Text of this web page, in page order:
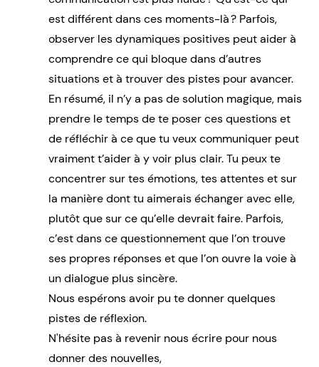
est différent dans ces moments-là ? Parfois,
observer les dynamiques positives peut aider à
comprendre ce qui bloque dans d’autres
situations et à trouver des pistes pour avancer.
En résumé, il n’y a pas de solution magique, mais
prendre le temps de te poser ces questions et
de réfléchir à ce que tu veux communiquer peut
vraiment t’aider à y voir plus clair. Tu peux te
concentrer sur tes émotions, tes attentes et sur
la manière dont tu aimerais échanger avec elle,
plutôt que sur ce qu’elle devrait faire. Parfois,
c’est dans ce questionnement que l’on trouve
ses propres réponses et que l’on ouvre la voie à
un dialogue plus sincère.
Nous espérons avoir pu te donner quelques
pistes de réflexion.
N'hésite pas à revenir nous écrire pour nous
donner des nouvelles,